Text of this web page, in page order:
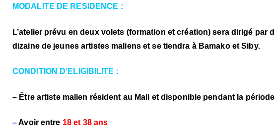
MODALITE DE RESIDENCE :
L’atelier prévu en deux volets (formation et création) sera dirigé
dizaine de jeunesartistesmaliens et se tiendra à Bamako et Siby.
CON DITION D’ELIGIBILITE :
– Être artiste malien résident au Mali et disponible pendant la
–Avoir entre 18 et 38 ans